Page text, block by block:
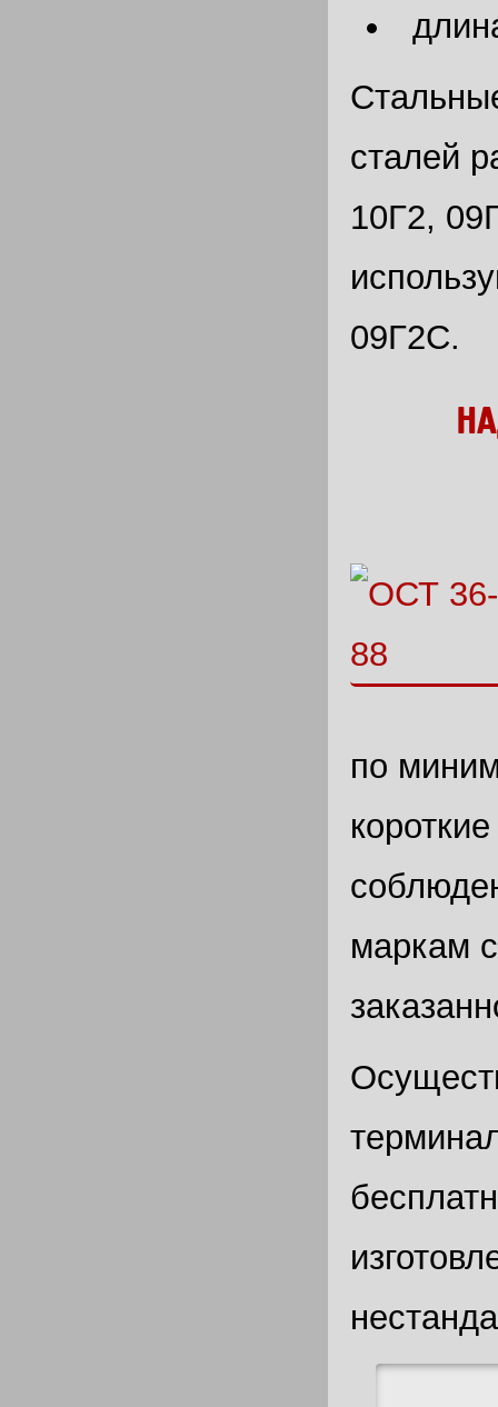
сталей
10Г2,
09Г2С.
по
маркам